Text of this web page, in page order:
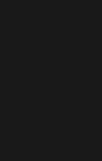
ventana)
ventana)